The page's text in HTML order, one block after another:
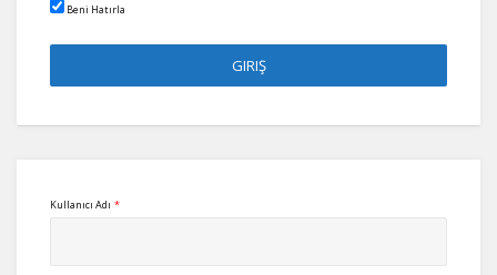
Beni Hatırla
Kullanıcı Adı *